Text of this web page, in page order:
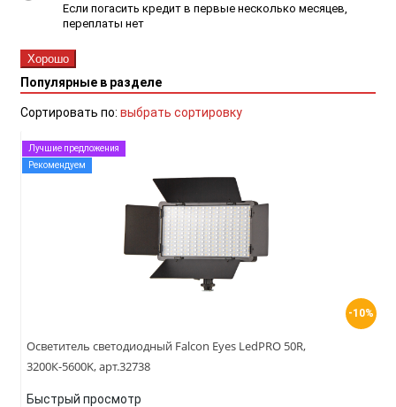
Если погасить кредит в первые несколько месяцев,
переплаты нет
Хорошо
Популярные в разделе
Сортировать по: выбрать сортировку
-10%
Лучшие предложения
Рекомендуем
Осветитель светодиодный Falcon Eyes LedPRO 50R,
3200К-5600K, арт.32738
Быстрый просмотр